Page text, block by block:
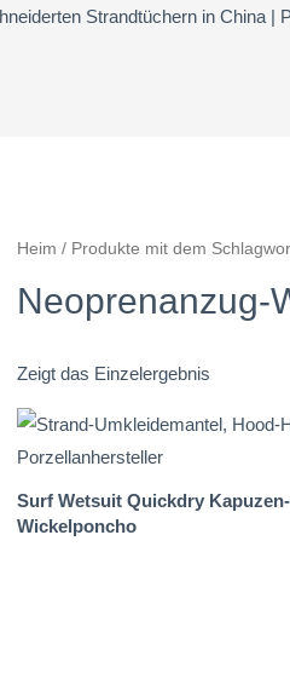
Strandtüchern in China |
Heim / Produkte mit dem
Neoprenanzug-
Zeigt das Einzelergebnis
Surf Wetsuit Quickdry Kapuzen-
Wickelponcho